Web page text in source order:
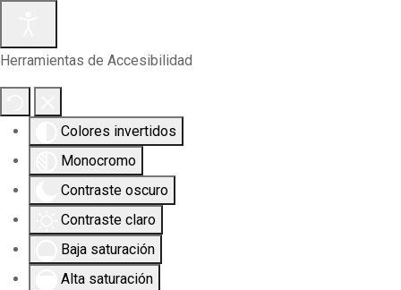
Herramientas de Accesibilidad
Colores invertidos
Monocromo
Contraste oscuro
Contraste claro
Baja saturación
Alta saturación